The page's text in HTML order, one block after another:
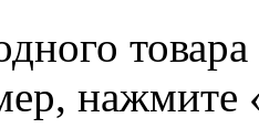
нажмите